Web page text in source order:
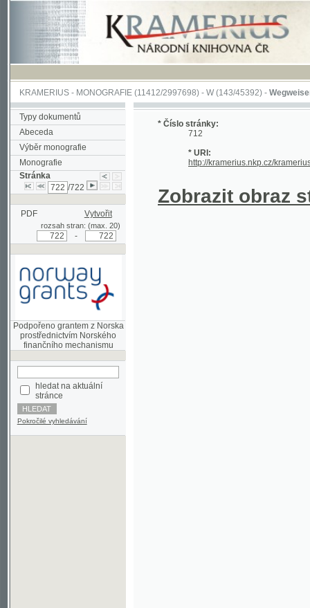
KRAMERIUS-MONOGRAFIE(11412/2997698) -W (143/45392)-Wegweiser durch
Typy dokumentů
Abeceda
Výběr monografie
Monografie
Stránka
/722
PDF Vytvořit
rozsah stran: (max. 20)
Podpořeno grantem z Norska
prostřednictvím Norského
hledat na aktuální
stránce
Pokročilé vyhledávání
* Číslo stránky:
712
* URI:
http://kramerius.nkp.cz/kramerius/